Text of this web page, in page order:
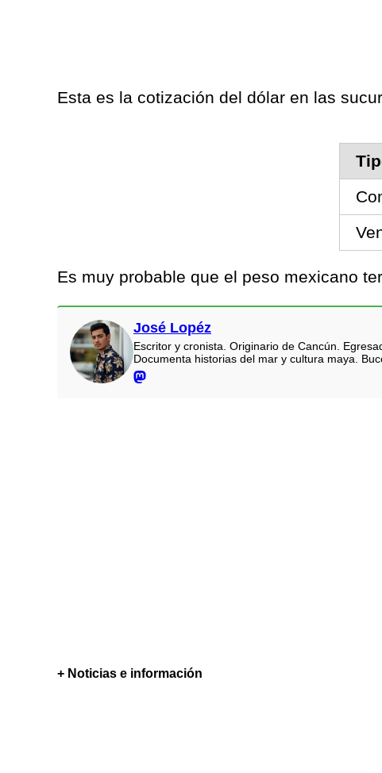
Esta es la cotización del dólar en las
Es muy probable que el peso mexicano
José Lopéz
Escritor y cronista. Originario de Cancún.
Documenta historias del mar y cultura maya.
+ Noticias e información